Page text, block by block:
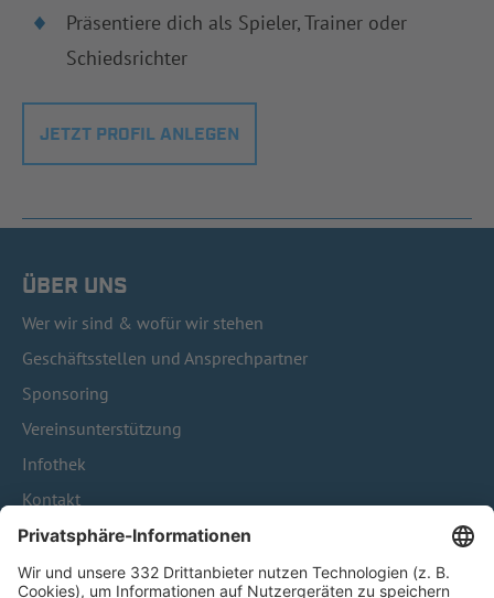
Präsentiere dich als Spieler, Trainer oder
Schiedsrichter
JETZT PROFIL ANLEGEN
ÜBER UNS
Wer wir sind & wofür wir stehen
Geschäftsstellen und Ansprechpartner
Sponsoring
Vereinsunterstützung
Infothek
Kontakt
HÄUFIG BESUCHTE SEITEN